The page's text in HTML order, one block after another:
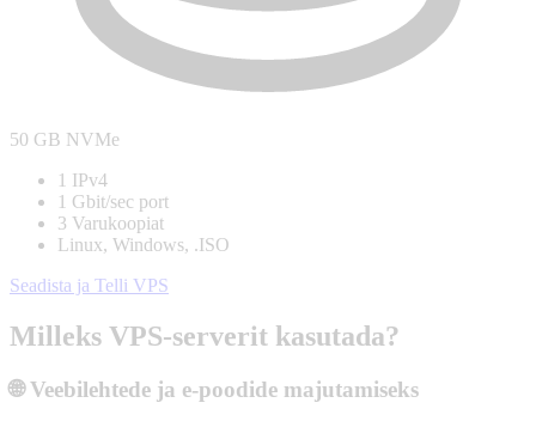
50 GB NVMe
1 IPv4
1 Gbit/sec port
3 Varukoopiat
Linux, Windows, .ISO
Seadista ja Telli VPS
Milleks VPS-serverit kasutada?
🌐 Veebilehtede ja e-poodide majutamiseks